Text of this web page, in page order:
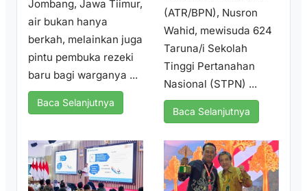
Jombang, Jawa Tiimur,
air bukan hanya
berkah, melainkan juga
pintu pembuka rezeki
baru bagi warganya ...
Baca Selanjutnya
(ATR/BPN), Nusron
Wahid, mewisuda 624
Taruna/i Sekolah
Tinggi Pertanahan
Nasional (STPN) ...
Baca Selanjutnya